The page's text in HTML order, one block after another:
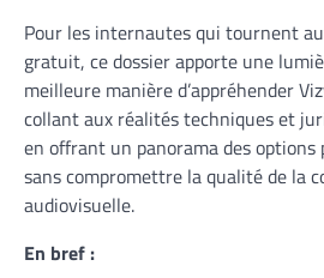
Pour les internautes qui tournent
gratuit, ce dossier apporte une
meilleure manière d’appréhender
collant aux réalités techniques et
en offrant un panorama des
sans compromettre la qualité de la
audiovisuelle.
En bref :